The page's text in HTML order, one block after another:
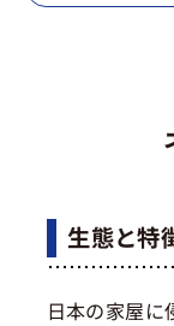
生態と特
日本の家屋に